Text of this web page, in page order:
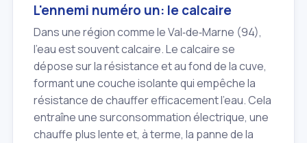
L'ennemi numéro un: le calcaire
Dans une région comme le Val‑de‑Marne (94),
l'eau est souvent calcaire. Le calcaire se
dépose sur la résistance et au fond de la cuve,
formant une couche isolante qui empêche la
résistance de chauffer efficacement l'eau. Cela
entraîne une surconsommation électrique, une
chauffe plus lente et, à terme, la panne de la